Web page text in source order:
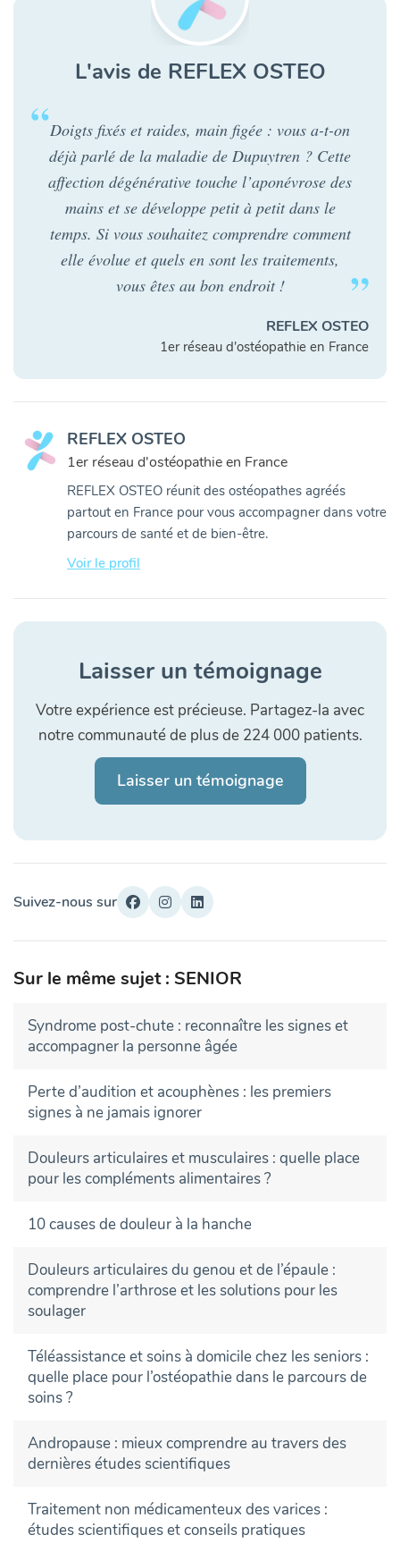
L'avis de REFLEX OSTEO
Doigts fixés et raides, main figée : vous a-t-on
déjà parlé de la maladie de Dupuytren ? Cette
affection dégénérative touche l’aponévrose des
mains et se développe petit à petit dans le
temps. Si vous souhaitez comprendre comment
elle évolue et quels en sont les traitements,
vous êtes au bon endroit !
REFLEX OSTEO
1er réseau d'ostéopathie en France
REFLEX OSTEO
1er réseau d'ostéopathie en France
REFLEX OSTEO réunit des ostéopathes agréés
partout en France pour vous accompagner dans votre
parcours de santé et de bien-être.
Voir le profil
Laisser un témoignage
Votre expérience est précieuse. Partagez-la avec
notre communauté de plus de 224 000 patients.
Laisser un témoignage
Suivez-nous sur
Sur le même sujet : SENIOR
Syndrome post-chute : reconnaître les signes et
accompagner la personne âgée
Perte d’audition et acouphènes : les premiers
signes à ne jamais ignorer
Douleurs articulaires et musculaires : quelle place
pour les compléments alimentaires ?
10 causes de douleur à la hanche
Douleurs articulaires du genou et de l’épaule :
comprendre l’arthrose et les solutions pour les
soulager
Téléassistance et soins à domicile chez les seniors :
quelle place pour l’ostéopathie dans le parcours de
soins ?
Andropause : mieux comprendre au travers des
dernières études scientifiques
Traitement non médicamenteux des varices :
études scientifiques et conseils pratiques